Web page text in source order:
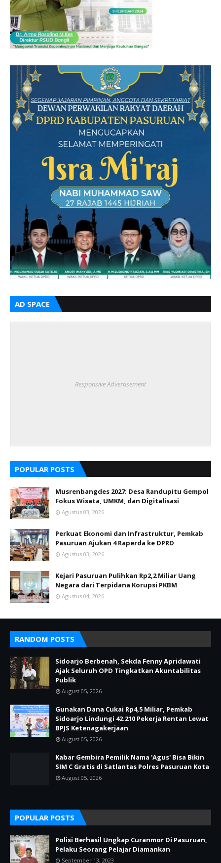
AD SPACE
Responsive Advertisement
POPULAR POSTS
Musrenbangdes 2027: Desa Randupitu Gempol
Fokus Wisata, UMKM, dan Digitalisasi
Agustus 03, 2026
Perkuat Ekonomi dan Infrastruktur, Pemkab
Pasuruan Ajukan 4 Raperda ke DPRD
Agustus 03, 2026
Kejari Pasuruan Pulihkan Rp2,2 Miliar Uang
Negara dari Terpidana Korupsi PKBM
Agustus 04, 2026
RANDOM POSTS
Sidoarjo Berbenah, Sekda Fenny Apridawati
Ajak Seluruh OPD Tingkatkan Akuntabilitas
Publik
August 05, 2026
Gunakan Dana Cukai Rp4,5 Miliar, Pemkab
Sidoarjo Lindungi 42.210 Pekerja Rentan Lewat
BPJS Ketenagakerjaan
August 05, 2026
Kabar Gembira Pemilik Nama 'Agus' Bisa Bikin
SIM C Gratis di Satlantas Polres Pasuruan Kota
August 05, 2026
POPULAR POSTS
Polisi Berhasil Ungkap Curanmor Di Pasuruan,
Pelaku Seorang Pelajar Diamankan
September 13, 2023